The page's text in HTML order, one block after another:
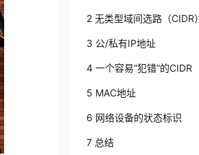
2 无类型域间选路（CIDR）
3 公/私有IP地址
4 一个容易“犯错”的CIDR
5 MAC地址
6 网络设备的状态标识
7 总结